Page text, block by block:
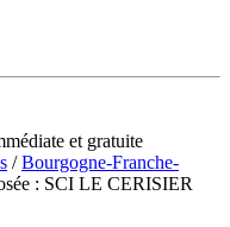
et gratuite
/Bourgogne-Franche-
: SCI LE CERISIER